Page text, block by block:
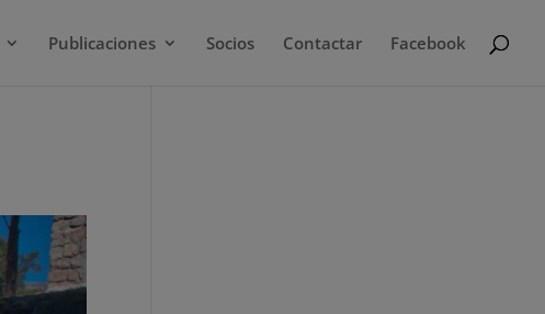
Publicaciones Socios Contactar Facebook